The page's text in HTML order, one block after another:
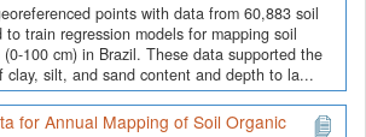
points with data from 60,883 soil
train regression models for mapping soil
100 cm) in Brazil. These data supported the
clay, silt, and sand content and depth to la...
for Annual Mapping of Soil Organic